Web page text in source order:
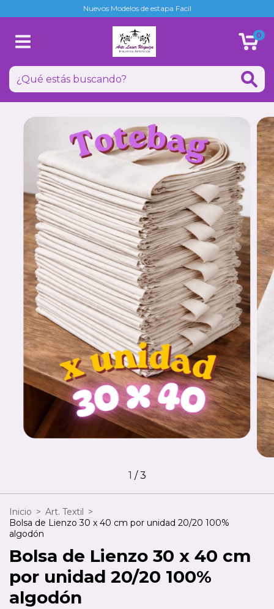
Nuevos Modelos de estapa Facil
0
1 /3
Inicio > Art. Textil
>
Bolsa de Lienzo 30 x 40 cm por unidad 20/20 100%
algodón
Bolsa de Lienzo 30 x 40 cm
por unidad 20/20 100%
algodón